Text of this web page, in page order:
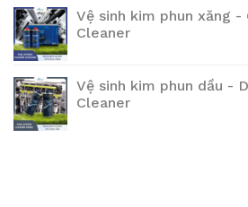
Vệ sinh kim phun xăng -
Cleaner
Vệ sinh kim phun dầu -
Cleaner